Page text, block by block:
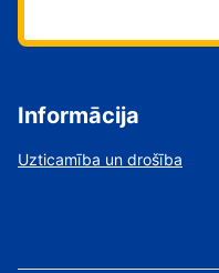
Informācija
Uzticamība un drošība